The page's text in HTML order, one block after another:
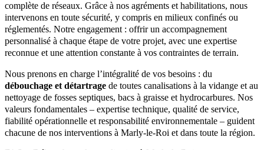
complète de réseaux. Grâce à nos agréments et habilitations, nous
intervenons en toute sécurité, y compris en milieux confinés ou
réglementés. Notre engagement : offrir un accompagnement
personnalisé à chaque étape de votre projet, avec une expertise
reconnue et une attention constante à vos contraintes de terrain.
Nous prenons en charge l’intégralité de vos besoins : du
débouchage et détartrage de toutes canalisations à la vidange et au
nettoyage de fosses septiques, bacs à graisse et hydrocarbures. Nos
valeurs fondamentales – expertise technique, qualité de service,
fiabilité opérationnelle et responsabilité environnementale – guident
chacune de nos interventions à Marly-le-Roi et dans toute la région.